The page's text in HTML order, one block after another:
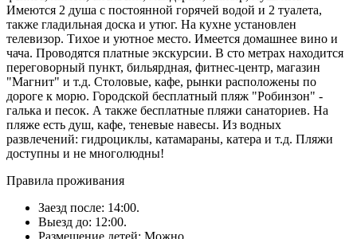
Имеются 2 душа с постоянной горячей водой и 2 туалета,
также гладильная доска и утюг. На кухне установлен
телевизор. Тихое и уютное место. Имеется домашнее вино и
чача. Проводятся платные экскурсии. В сто метрах находится
переговорный пункт, бильярдная, фитнес-центр, магазин
"Магнит" и т.д. Столовые, кафе, рынки расположены по
дороге к морю. Городской бесплатный пляж "Робинзон" -
галька и песок. А также бесплатные пляжи санаториев. На
пляже есть душ, кафе, теневые навесы. Из водных
развлечений: гидроциклы, катамараны, катера и т.д. Пляжи
доступны и не многолюдны!
Правила проживания
Заезд после: 14:00.
Выезд до: 12:00.
Размещение детей: Можно